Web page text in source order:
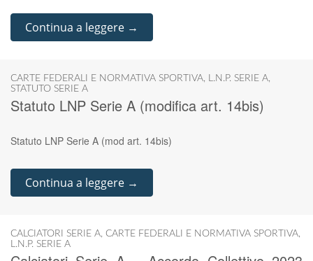
Continua a leggere →
CARTE FEDERALI E NORMATIVA SPORTIVA, L.N.P. SERIE A,
STATUTO SERIE A
Statuto LNP Serie A (modifica art. 14bis)
Statuto LNP Serie A (mod art. 14bis)
Continua a leggere →
CALCIATORI SERIE A, CARTE FEDERALI E NORMATIVA SPORTIVA,
L.N.P. SERIE A